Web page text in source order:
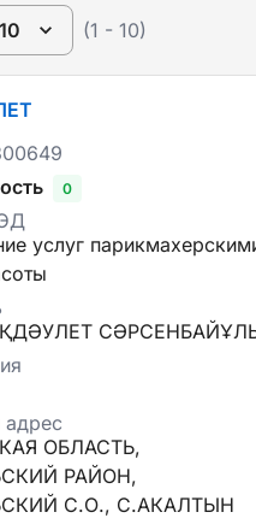
10 (1 - 10)
0
услуг
ОБЛАСТЬ,
РАЙОН,
С.О., С.АКАЛТЫН